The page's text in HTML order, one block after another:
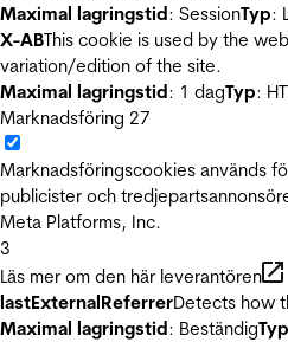
Maximal lagringstid: SessionTyp:
X-ABThis cookie is used by the
variation/edition of the site.
Maximal lagringstid: 1 dagTyp:
Marknadsföring 27
Marknadsföringscookies används
publicister och
Meta Platforms, Inc.
3
Läs mer om den här leverantören
lastExternalReferrerDetects how
Maximal lagringstid: BeständigTyp